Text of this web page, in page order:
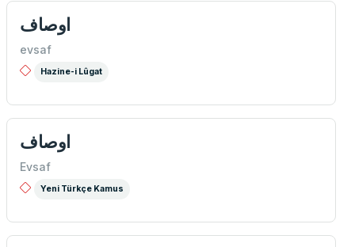
اوصاف
evsaf
Hazine-i Lûgat
اوصاف
Evsaf
Yeni Türkçe Kamus